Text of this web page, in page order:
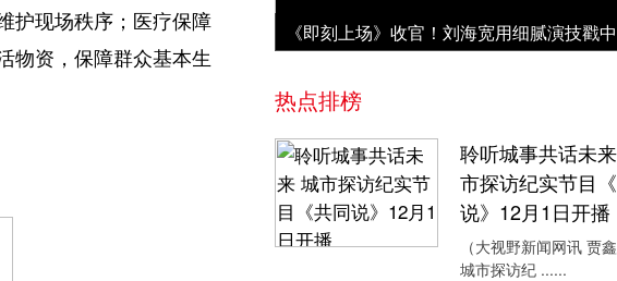
护现场秩序；医疗保障
物资，保障群众基本生
热点排榜
聆听城事共话未
市探访纪实节目
说》12月1日开播
（大视野新闻网讯 贾
城市探访纪 ......